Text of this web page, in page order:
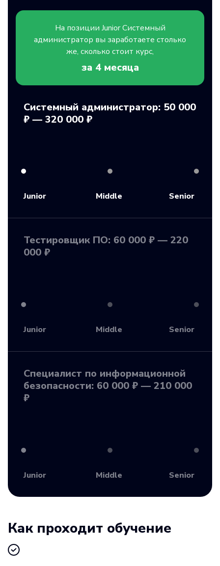
На позиции JuniorСистемный
администратор вы заработаете столько
же, сколько стоит курс,
за 4 месяца
Системный администратор: 50 000
₽ — 320 000 ₽
Junior Middle Senior
Тестировщик ПО: 60 000 ₽ — 220
000 ₽
Junior Middle Senior
Специалист по информационной
безопасности: 60 000 ₽ — 210 000
₽
Junior Middle Senior
Как проходит обучение